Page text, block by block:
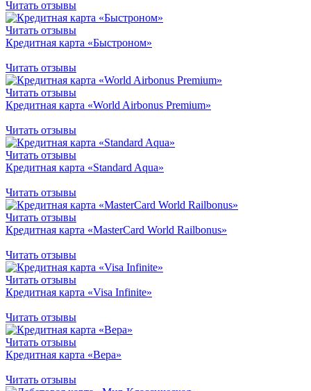
Читать отзывы
Читать отзывы
Кредитная карта «Быстроном»
Читать отзывы
Читать отзывы
Кредитная карта «World Airbonus Premium»
Читать отзывы
Читать отзывы
Кредитная карта «Standard Aqua»
Читать отзывы
Читать отзывы
Кредитная карта «MasterCard World Railbonus»
Читать отзывы
Читать отзывы
Кредитная карта «Visa Infinite»
Читать отзывы
Читать отзывы
Кредитная карта «Вера»
Читать отзывы